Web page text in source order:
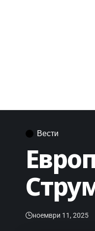
Вести
ноември 11, 2025